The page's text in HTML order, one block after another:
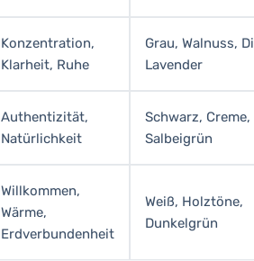
Konzentration,
Klarheit, Ruhe
Grau, Walnuss,
Lavender
Authentizität,
Natürlichkeit
Schwarz, Creme,
Salbeigrün
Willkommen,
Wärme,
Erdverbundenheit
Weiß, Holztöne,
Dunkelgrün